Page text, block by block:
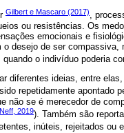
Gilbert e Mascaro (2017),
ou resistências. Os
emocionais e
o desejo de ser
quando o indivíduo poderia
diferentes ideias, entre
repetidamente apontado
não se é merecedor de
2019). Também são
inúteis, rejeitados ou